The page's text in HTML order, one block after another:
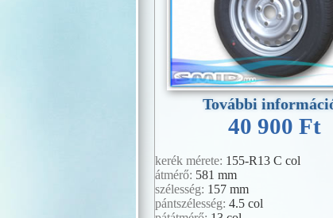
További
40 900 Ft
kerék mérete: 155-R13 C col
átmérő: 581 mm
szélesség: 157 mm
pántszélesség: 4.5 col